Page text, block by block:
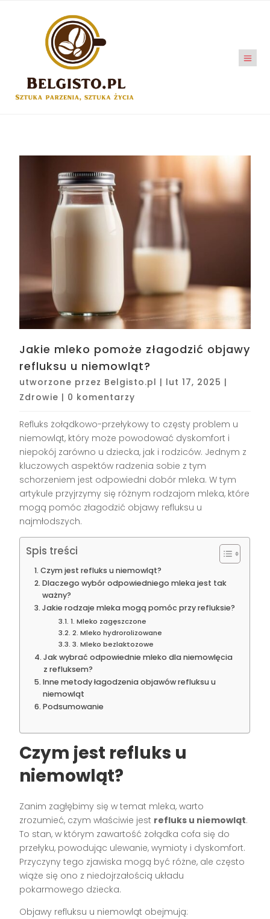
Jakie mleko pomoże złagodzić objawy
refluksu u niemowląt?
utworzone przez Belgisto.pl | lut 17, 2025 |
Zdrowie | 0 komentarzy
Refluks żołądkowo-przełykowy to częsty problem u
niemowląt, który może powodować dyskomfort i
niepokój zarówno u dziecka, jak i rodziców. Jednym z
kluczowych aspektów radzenia sobie z tym
schorzeniem jest odpowiedni dobór mleka. W tym
artykule przyjrzymy się różnym rodzajom mleka, które
mogą pomóc złagodzić objawy refluksu u
najmłodszych.
Spis treści
Czym jest refluks u niemowląt?
Dlaczego wybór odpowiedniego mleka jest tak
ważny?
Jakie rodzaje mleka mogą pomóc przy refluksie?
1. Mleko zagęszczone
2. Mleko hydrorolizowane
3. Mleko bezlaktozowe
Jak wybrać odpowiednie mleko dla niemowlęcia
z refluksem?
Inne metody łagodzenia objawów refluksu u
niemowląt
Podsumowanie
Czym jest refluks u
niemowląt?
Zanim zagłębimy się w temat mleka, warto
zrozumieć, czym właściwie jest refluks u niemowląt.
To stan, w którym zawartość żołądka cofa się do
przełyku, powodując ulewanie, wymioty i dyskomfort.
Przyczyny tego zjawiska mogą być różne, ale często
wiąże się ono z niedojrzałością układu
pokarmowego dziecka.
Objawy refluksu u niemowląt obejmują: